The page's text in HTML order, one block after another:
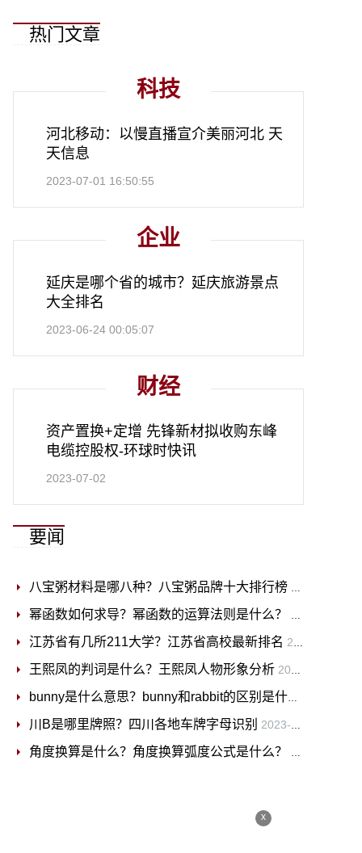
热门文章
科技
河北移动：以慢直播宣介美丽河北 天
天信息
2023-07-01 16:50:55
企业
延庆是哪个省的城市？延庆旅游景点
大全排名
2023-06-24 00:05:07
财经
资产置换+定增 先锋新材拟收购东峰
电缆控股权-环球时快讯
2023-07-02
要闻
八宝粥材料是哪八种？八宝粥品牌十大排行榜
幂函数如何求导？幂函数的运算法则是什么？
江苏省有几所211大学？江苏省高校最新排名 2023-06-30
王熙凤的判词是什么？王熙凤人物形象分析 2023-06-30
bunny是什么意思？bunny和rabbit的区别是什么？
川B是哪里牌照？四川各地车牌字母识别 2023-06-30
角度换算是什么？角度换算弧度公式是什么？
x